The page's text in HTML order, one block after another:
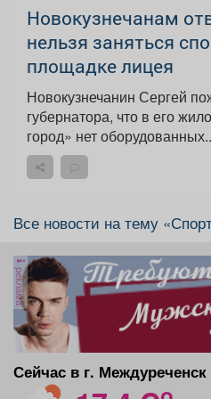
Новокузнечанам
нельзя заняться
площадке лицея
Новокузнечанин Сергей
губернатора, что в его
город» нет
Все новости на тему
реклама
Сейчас в г. Междуреченск